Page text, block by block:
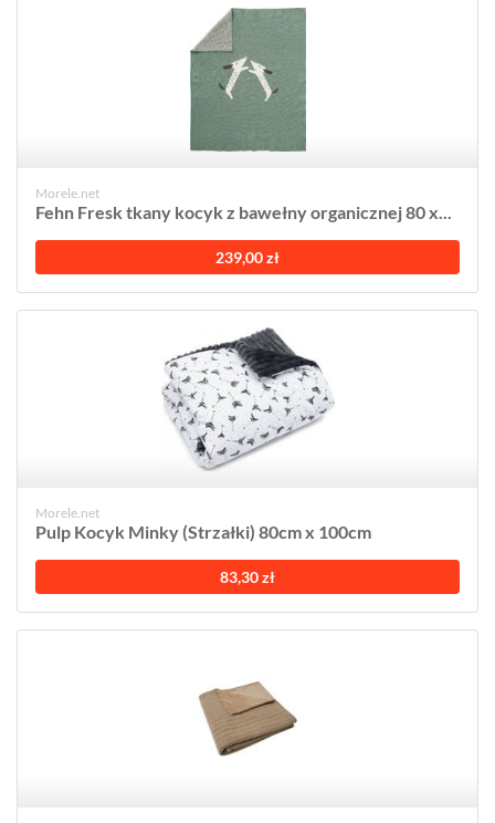
Morele.net
Fehn Fresk tkany kocyk z bawełny organicznej 80 x...
239,00 zł
Morele.net
Pulp Kocyk Minky (Strzałki) 80cm x 100cm
83,30 zł